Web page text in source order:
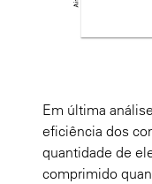
Em última
eficiência dos
quantidade de
comprimido